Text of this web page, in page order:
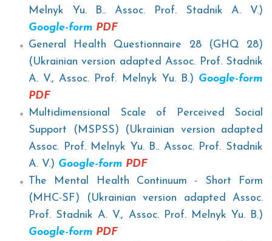
Melnyk Yu. B.. Assoc. Prof. Stadnik A. V.)
Google-form PDF
General Health Questionnaire 28 (GHQ 28)
(Ukrainian version adapted Assoc. Prof. Stadnik
A. V., Assoc. Prof. Melnyk Yu. B.) Google-form
PDF
Multidimensional Scale of Perceived Social
Support (MSPSS) (Ukrainian version adapted
Assoc. Prof. Melnyk Yu. B.. Assoc. Prof. Stadnik
A. V.) Google-form PDF
The Mental Health Continuum - Short Form
(MHC-SF) (Ukrainian version adapted Assoc.
Prof. Stadnik A. V., Assoc. Prof. Melnyk Yu. B.)
Google-form PDF